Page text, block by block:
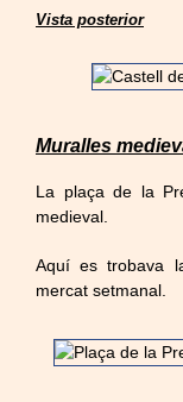
Vista posterior
Muralles
La plaça de la
medieval.
Aquí es trobava
mercat setmanal.